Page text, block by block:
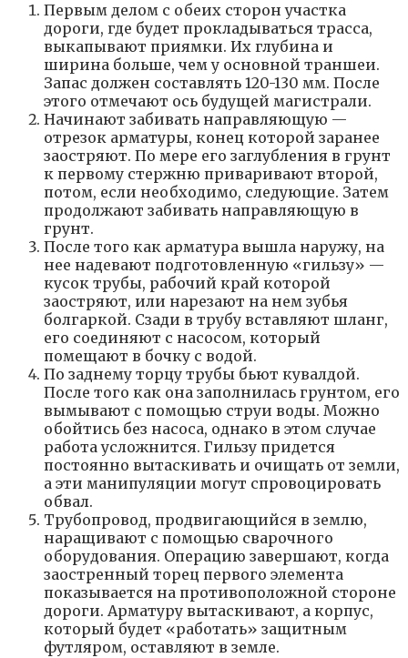
Первым делом с обеих сторон участка
дороги, где будет прокладываться трасса,
выкапывают приямки. Их глубина и
ширина больше, чем у основной траншеи.
Запас должен составлять 120-130 мм. После
этого отмечают ось будущей магистрали.
Начинают забивать направляющую —
отрезок арматуры, конец которой заранее
заостряют. По мере его заглубления в грунт
к первому стержню приваривают второй,
потом, если необходимо, следующие. Затем
продолжают забивать направляющую в
грунт.
После того как арматура вышла наружу, на
нее надевают подготовленную «гильзу» —
кусок трубы, рабочий край которой
заостряют, или нарезают на нем зубья
болгаркой. Сзади в трубу вставляют шланг,
его соединяют с насосом, который
помещают в бочку с водой.
По заднему торцу трубы бьют кувалдой.
После того как она заполнилась грунтом, его
вымывают с помощью струи воды. Можно
обойтись без насоса, однако в этом случае
работа усложнится. Гильзу придется
постоянно вытаскивать и очищать от земли,
а эти манипуляции могут спровоцировать
обвал.
Трубопровод, продвигающийся в землю,
наращивают с помощью сварочного
оборудования. Операцию завершают, когда
заостренный торец первого элемента
показывается на противоположной стороне
дороги. Арматуру вытаскивают, а корпус,
который будет «работать» защитным
футляром, оставляют в земле.